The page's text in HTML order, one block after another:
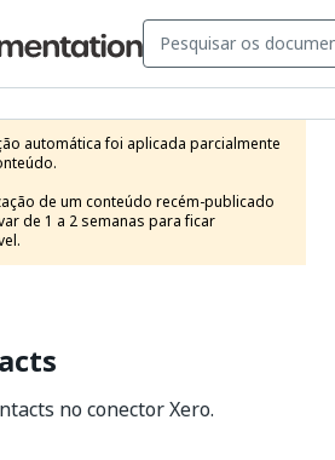
automática foi aplicada parcialmente
de um conteúdo recém-publicado
de 1 a 2 semanas para ficar
no conector Xero.